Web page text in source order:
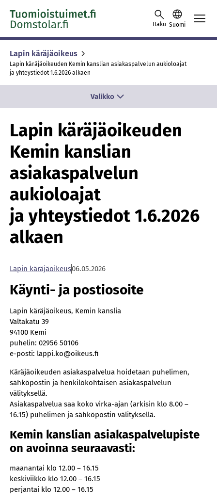
Skip to content -saavutettavuusohje
Haku Suomi
Lapin käräjäoikeus
Lapin käräjäoikeuden Kemin kanslian asiakaspalvelun aukioloajat
ja yhteystiedot 1.6.2026 alkaen
Valikko
Lapin käräjäoikeuden
Kemin kanslian
asiakaspalvelun
aukioloajat
ja yhteystiedot 1.6.2026
alkaen
La­pin kä­rä­jä­oi­keus06.05.2026
Käynti- ja postiosoite
Lapin käräjäoikeus, Kemin kanslia
Valtakatu 39
94100 Kemi
puhelin: 02956 50106
e-posti: lappi.ko@oikeus.fi
Käräjäoikeuden asiakaspalvelua hoidetaan puhelimen,
sähköpostin ja henkilökohtaisen asiakaspalvelun
välityksellä.
Asiakaspalvelua saa koko virka-ajan (arkisin klo 8.00 –
16.15) puhelimen ja sähköpostin välityksellä.
Kemin kanslian asiakaspalvelupiste
on avoinna seuraavasti:
maanantai klo 12.00 – 16.15
keskiviikko klo 12.00 – 16.15
perjantai klo 12.00 – 16.15